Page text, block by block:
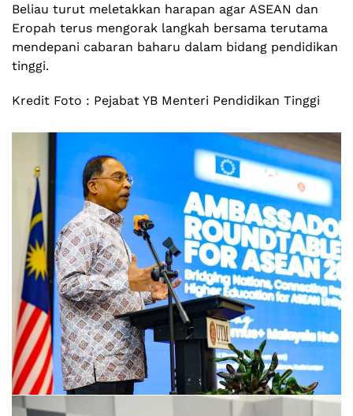
Beliau turut meletakkan harapan agar ASEAN dan
Eropah terus mengorak langkah bersama terutama
mendepani cabaran baharu dalam bidang pendidikan
tinggi.
Kredit Foto : Pejabat YB Menteri Pendidikan Tinggi